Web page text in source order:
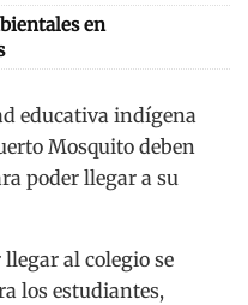
en
educativa indígena
Mosquito deben
poder llegar a su
al colegio se
los estudiantes,